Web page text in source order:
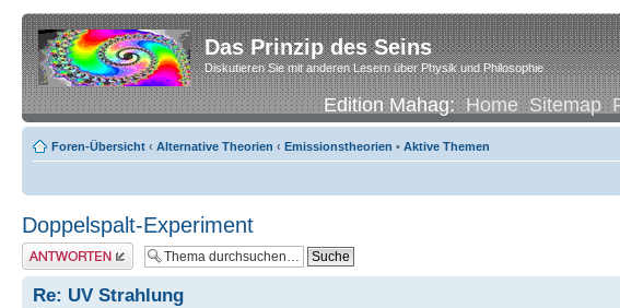
Das Prinzip des Seins
Diskutieren Sie mit anderen Lesern über Physik und Philosophie
Edition Mahag:Home Sitemap
Foren-Übersicht ‹ Alternative Theorien ‹ Emissionstheorien • Aktive Themen
Doppelspalt-Experiment
Antwort erstellen
Re: UV Strahlung